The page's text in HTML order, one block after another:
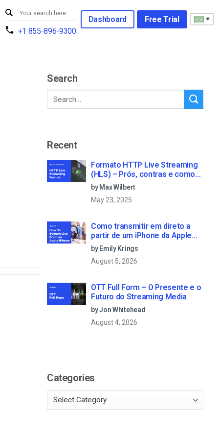
+1 855-896-9300
Dashboard Free Trial
Search
Recent
Formato HTTP Live Streaming
(HLS) – Prós, contras e como
funciona
by Max Wilbert
May 23, 2025
Como transmitir em direto a
partir de um iPhone da Apple
em 6 passos simples
by Emily Krings
August 5, 2026
OTT Full Form – O Presente e o
Futuro do Streaming Media
by Jon Whitehead
August 4, 2026
Categories